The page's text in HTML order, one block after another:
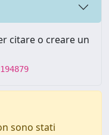
citare o creare un
sono stati